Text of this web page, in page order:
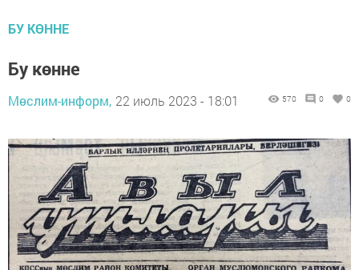
БУ КӨННЕ
Бу көнне
Мөслим-информ, 22 июль 2023 - 18:01 570 0 0